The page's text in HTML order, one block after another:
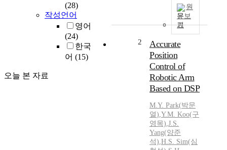
(28)
작성언어
영어
(24)
한국
어 (15)
오늘 본 자료
원
문보
기
2
Accurate
Position
Control of
Robotic Arm
Based on DSP
M.Y. Park(박문
열),Y.M. Koo(구
영목),J.S.
Yang(양준
석),H.S. Sim(심